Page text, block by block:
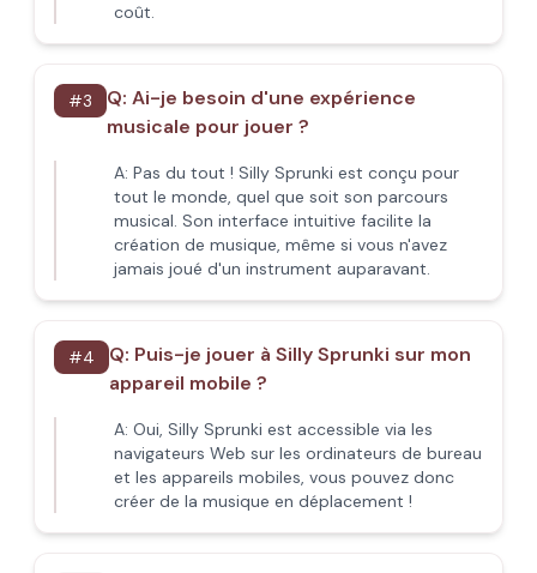
coût.
#3 Q: Ai-je besoin d'une expérience
musicale pour jouer ?
A: Pas du tout ! Silly Sprunki est conçu pour
tout le monde, quel que soit son parcours
musical. Son interface intuitive facilite la
création de musique, même si vous n'avez
jamais joué d'un instrument auparavant.
#4 Q: Puis-je jouer à Silly Sprunki sur mon
appareil mobile ?
A: Oui, Silly Sprunki est accessible via les
navigateurs Web sur les ordinateurs de bureau
et les appareils mobiles, vous pouvez donc
créer de la musique en déplacement !